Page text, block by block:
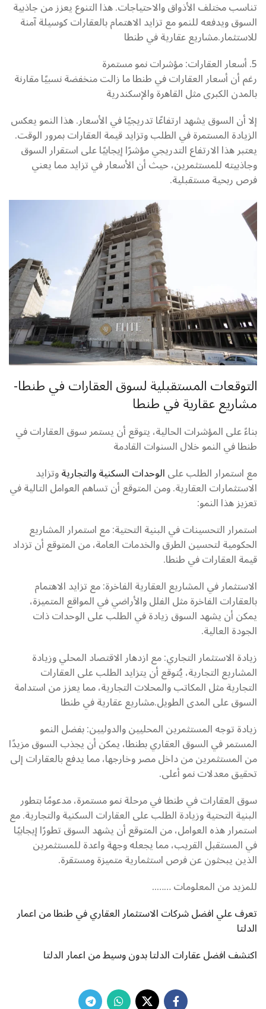
تناسب مختلف الأذواق والاحتياجات. هذا التنوع يعزز من جاذبية
السوق ويدفعه للنمو مع تزايد الاهتمام بالعقارات كوسيلة آمنة
للاستثمار.مشاريع عقارية في طنطا
5. أسعار العقارات: مؤشرات نمو مستمرة
رغم أن أسعار العقارات في طنطا ما زالت منخفضة نسبيًا مقارنة
بالمدن الكبرى مثل القاهرة والإسكندرية
إلا أن السوق يشهد ارتفاعًا تدريجيًا في الأسعار. هذا النمو يعكس
الزيادة المستمرة في الطلب وتزايد قيمة العقارات بمرور الوقت.
يعتبر هذا الارتفاع التدريجي مؤشرًا إيجابيًا على استقرار السوق
وجاذبيته للمستثمرين، حيث أن الأسعار في تزايد مما يعني
فرص ربحية مستقبلية.
التوقعات المستقبلية لسوق العقارات في طنطا-
مشاريع عقارية في طنطا
بناءً على المؤشرات الحالية، يتوقع أن يستمر سوق العقارات في
طنطا في النمو خلال السنوات القادمة
مع استمرار الطلب علىالوحدات السكنية والتجاريةوتزايد
الاستثمارات العقارية. ومن المتوقع أن تساهم العوامل التالية في
تعزيز هذا النمو:
استمرار التحسينات في البنية التحتية: مع استمرار المشاريع
الحكومية لتحسين الطرق والخدمات العامة، من المتوقع أن تزداد
قيمة العقارات في طنطا.
الاستثمار في المشاريع العقارية الفاخرة: مع تزايد الاهتمام
بالعقارات الفاخرة مثل الفلل والأراضي في المواقع المتميزة،
يمكن أن يشهد السوق زيادة في الطلب على الوحدات ذات
الجودة العالية.
زيادة الاستثمار التجاري: مع ازدهار الاقتصاد المحلي وزيادة
المشاريع التجارية، يُتوقع أن يتزايد الطلب على العقارات
التجارية مثل المكاتب والمحلات التجارية، مما يعزز من استدامة
السوق على المدى الطويل.مشاريع عقارية في طنطا
زيادة توجه المستثمرين المحليين والدوليين: بفضل النمو
المستمر في السوق العقاري بطنطا، يمكن أن يجذب السوق مزيدًا
من المستثمرين من داخل مصر وخارجها، مما يدفع بالعقارات إلى
تحقيق معدلات نمو أعلى.
سوق العقارات في طنطا في مرحلة نمو مستمرة، مدعومًا بتطور
البنية التحتية وزيادة الطلب على العقارات السكنية والتجارية. مع
استمرار هذه العوامل، من المتوقع أن يشهد السوق تطورًا إيجابيًا
في المستقبل القريب، مما يجعله وجهة واعدة للمستثمرين
الذين يبحثون عن فرص استثمارية متميزة ومستقرة.
للمزيد من المعلومات ……..
تعرف علي افضل شركات الاستثمار العقاري في طنطا من اعمار
الدلتا
اكتشف افضل عقارات الدلتا بدون وسيط من اعمار الدلتا